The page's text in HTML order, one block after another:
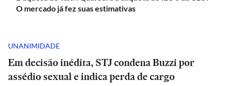
O mercado já fez suas estimativas
UNANIMIDADE
Em decisão inédita, STJ condena Buzzi por
assédio sexual e indica perda de cargo